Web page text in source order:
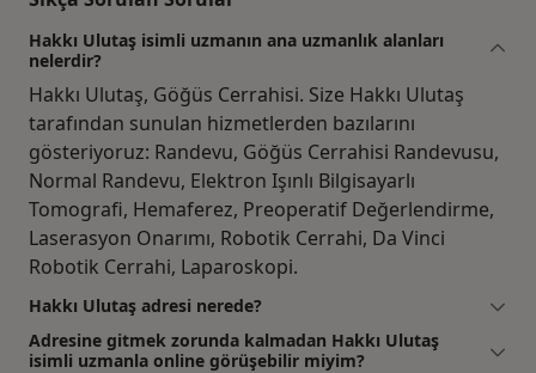
Hakkı Ulutaş isimli uzmanın ana uzmanlık alanları
nelerdir?
Hakkı Ulutaş, Göğüs Cerrahisi. Size Hakkı Ulutaş
tarafından sunulan hizmetlerden bazılarını
gösteriyoruz: Randevu, Göğüs Cerrahisi Randevusu,
Normal Randevu, Elektron Işınlı Bilgisayarlı
Tomografi, Hemaferez, Preoperatif Değerlendirme,
Laserasyon Onarımı, Robotik Cerrahi, Da Vinci
Robotik Cerrahi, Laparoskopi.
Hakkı Ulutaş adresi nerede?
Adresine gitmek zorunda kalmadan Hakkı Ulutaş
isimli uzmanla online görüşebilir miyim?